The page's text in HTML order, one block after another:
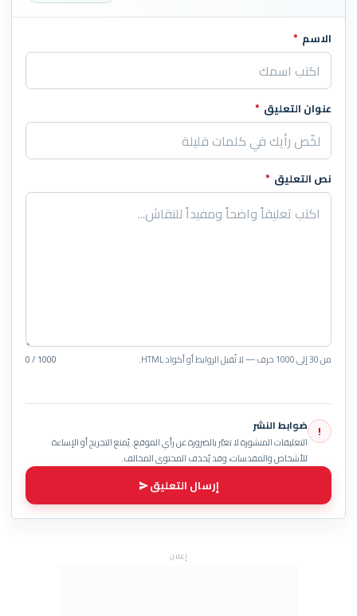
اترك هذا الحقل فارغاً
الاسم *
عنوان التعليق *
نص التعليق *
من 30 إلى 1000 حرف — لا تُقبل الروابط أو أكواد HTML. 0 / 1000
! ضوابط النشر
التعليقات المنشورة لا تعبّر بالضرورة عن رأي الموقع. يُمنع التجريح أو الإساءة
للأشخاص والمقدسات، وقد يُحذف المحتوى المخالف.
إرسال التعليق
إعلان